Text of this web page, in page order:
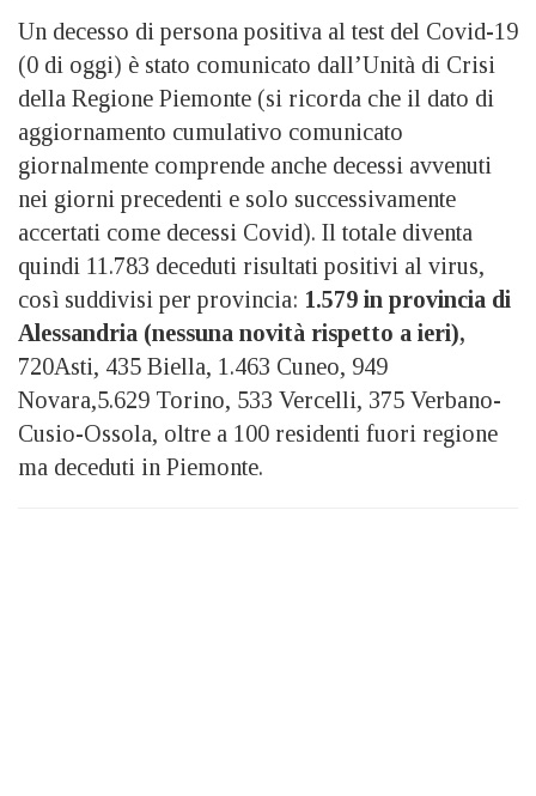
Un decesso di persona positiva al test del Covid-19
(0 di oggi) è stato comunicato dall’Unità di Crisi
della Regione Piemonte (si ricorda che il dato di
aggiornamento cumulativo comunicato
giornalmente comprende anche decessi avvenuti
nei giorni precedenti e solo successivamente
accertati come decessi Covid). Il totale diventa
quindi 11.783 deceduti risultati positivi al virus,
così suddivisi per provincia: 1.579 in provincia di
Alessandria (nessuna novità rispetto a ieri),
720Asti, 435 Biella, 1.463 Cuneo, 949
Novara,5.629 Torino, 533 Vercelli, 375 Verbano-
Cusio-Ossola, oltre a 100 residenti fuori regione
ma deceduti in Piemonte.